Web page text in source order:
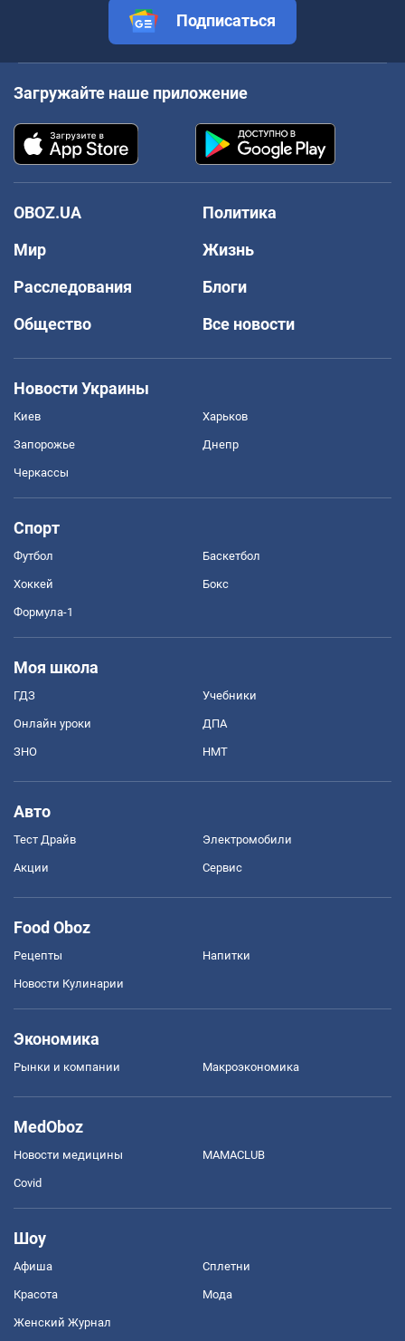
Подписаться
Загружайте наше приложение
OBOZ.UA
Политика
Мир
Жизнь
Расследования
Блоги
Общество
Все новости
Новости Украины
Киев Харьков
Запорожье Днепр
Черкассы
Спорт
Футбол Баскетбол
Хоккей Бокс
Формула-1
Моя школа
ГДЗ Учебники
Онлайн уроки ДПА
ЗНО НМТ
Авто
Тест Драйв Электромобили
Акции Сервис
Food Oboz
Рецепты Напитки
Новости Кулинарии
Экономика
Рынки и компании Mакроэкономика
MedOboz
Новости медицины MAMACLUB
Covid
Шоу
Афиша Сплетни
Красота Мода
Женский Журнал